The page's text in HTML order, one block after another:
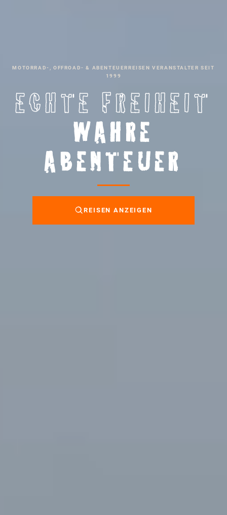
MOTORRAD-, OFFROAD- & ABENTEUERREISEN VERANSTALTER SEIT
1999
ECHTE FREIHEIT
WAHRE
ABENTEUER
REISEN ANZEIGEN